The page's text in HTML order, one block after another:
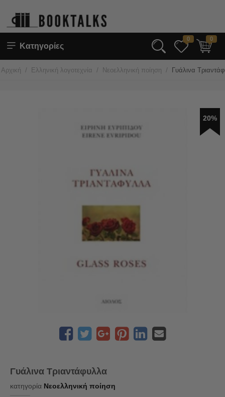
Κατηγορίες
0 0
Αρχική / Ελληνική λογοτεχνία / Νεοελληνική ποίηση / Γυάλινα
20%
Γυάλινα Τριαντάφυλλα
κατηγορία Νεοελληνική ποίηση